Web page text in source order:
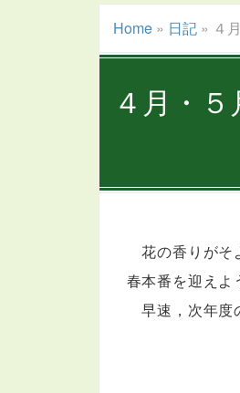
Home» 日記» ４
４月・
花の香りがそ
春本番を迎えよ
早速，次年度